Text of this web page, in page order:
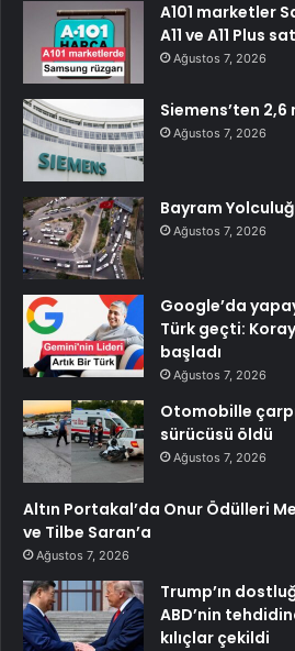
A101 marketler
A11 ve A11 Plus
Ağustos 7, 2026
Siemens’ten
Ağustos 7, 2026
Bayram
Ağustos 7, 2026
Google’da
Türk geçti:
başladı
Ağustos 7, 2026
Otomobille
sürücüsü öldü
Ağustos 7, 2026
Altın Portakal’da Onur Ödülleri
ve Tilbe Saran’a
Ağustos 7, 2026
Trump’ın
ABD’nin
kılıçlar çekildi